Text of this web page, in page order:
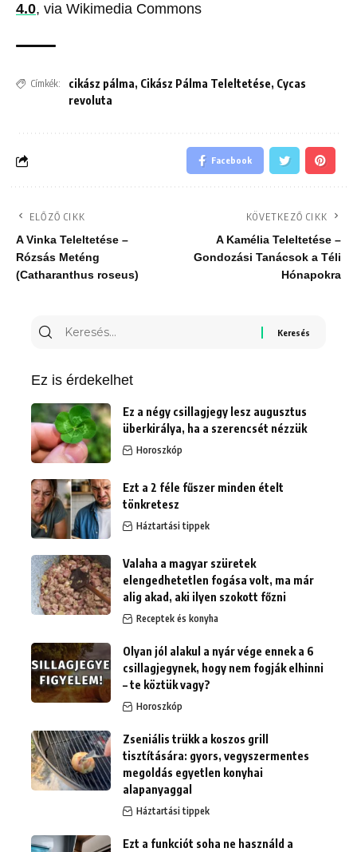
4.0, via Wikimedia Commons
Címkék: cikász pálma, Cikász Pálma Teleltetése, Cycas
revoluta
Facebook
ELŐZŐ CIKK
A Vinka Teleltetése –
Rózsás Meténg
(Catharanthus roseus)
KÖVETKEZŐ CIKK
A Kamélia Teleltetése –
Gondozási Tanácsok a Téli
Hónapokra
Keresés
Ez is érdekelhet
Ez a négy csillagjegy lesz augusztus
überkirálya, ha a szerencsét nézzük
Horoszkóp
Ezt a 2 féle fűszer minden ételt
tönkretesz
Háztartási tippek
Valaha a magyar szüretek
elengedhetetlen fogása volt, ma már
alig akad, aki ilyen szokott főzni
Receptek és konyha
Olyan jól alakul a nyár vége ennek a 6
csillagjegynek, hogy nem fogják elhinni
– te köztük vagy?
Horoszkóp
Zseniális trükk a koszos grill
tisztítására: gyors, vegyszermentes
megoldás egyetlen konyhai
alapanyaggal
Háztartási tippek
Ezt a funkciót soha ne használd a